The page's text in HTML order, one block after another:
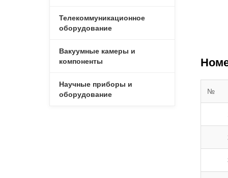
№
Телекоммуникационное
оборудование
Вакуумные камеры и
компоненты
Научные приборы и
оборудование